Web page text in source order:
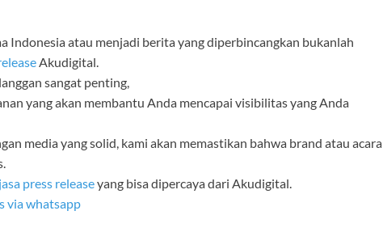
Indonesia atau menjadi berita yang diperbincangkan bukanlah
Akudigital.
sangat penting,
yang akan membantu Anda mencapai visibilitas yang Anda
media yang solid, kami akan memastikan bahwa brand atau acara
jasa press releaseyang bisa dipercaya dari Akudigital.
via whatsapp